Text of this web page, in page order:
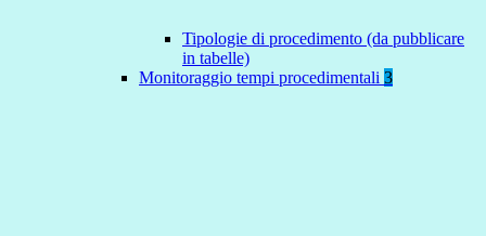
Tipologie di procedimento (da pubblicare
in tabelle)
Monitoraggio tempi procedimentali 3